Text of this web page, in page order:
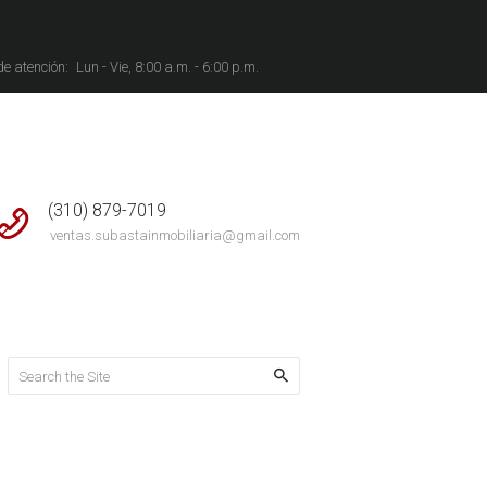
atención: Lun - Vie, 8:00 a.m. - 6:00 p.m.
(310) 879-7019
ventas.subastainmobiliaria@gmail.com